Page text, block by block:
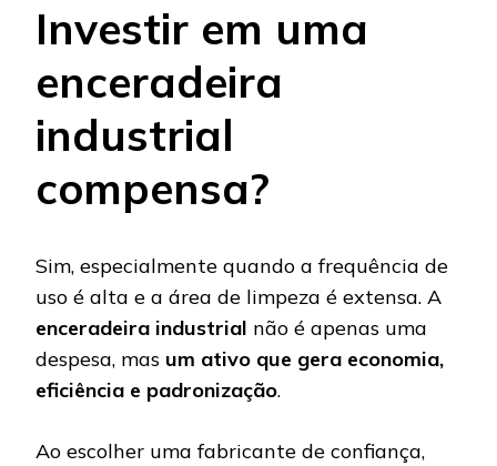
Investir em uma
enceradeira
industrial
compensa?
Sim, especialmente quando a frequência de
uso é alta e a área de limpeza é extensa. A
enceradeira industrial não é apenas uma
despesa, mas um ativo que gera economia,
eficiência e padronização.
Ao escolher uma fabricante de confiança,